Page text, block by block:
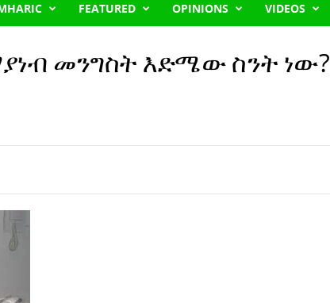
FEATURED OPINIONS VIDEOS
መንግስት እድሜው ስንት ነው?